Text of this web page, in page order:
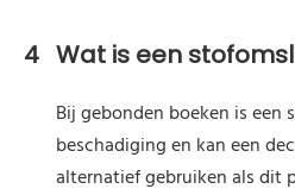
4 Wat is een
Bij gebonden boeken is
beschadiging en kan een
alternatief gebruiken als dit